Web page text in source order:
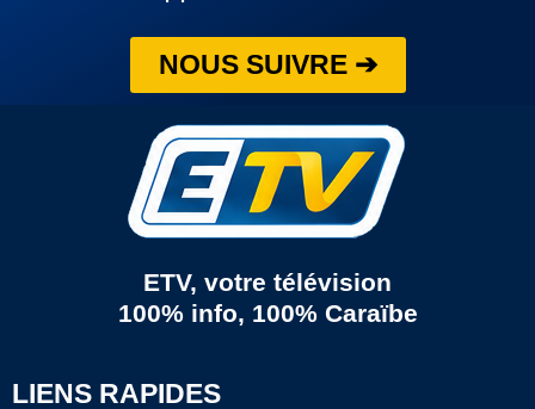
NOUS SUIVRE ➔
ETV, votre télévision
100% info, 100% Caraïbe
LIENS RAPIDES